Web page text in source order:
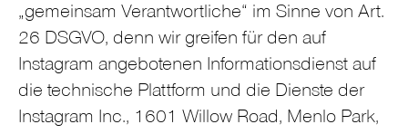
„gemeinsam Verantwortliche“ im Sinne von Art.
26 DSGVO, denn wir greifen für den auf
Instagram angebotenen Informationsdienst auf
die technische Plattform und die Dienste der
Instagram Inc., 1601 Willow Road, Menlo Park,